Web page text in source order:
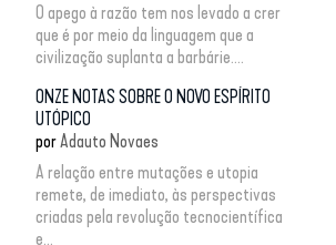
O apego à razão tem nos levado a crer
que é por meio da linguagem que a
civilização suplanta a barbárie....
ONZE NOTAS SOBRE O NOVO ESPÍRITO
UTÓPICO
porAdauto Novaes
A relação entre mutações e utopia
remete, de imediato, às perspectivas
criadas pela revolução tecnocientífica
e...